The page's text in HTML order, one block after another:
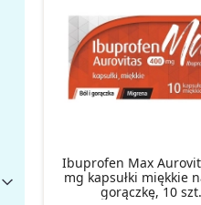
Ibuprofen Max
mg kapsułki miękkie
gorączkę, 10 szt.